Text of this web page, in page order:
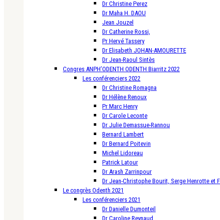
Dr Christine Perez
Dr Maha H. DAOU
Jean Jouzel
Dr Catherine Rossi,
Pr Hervé Tassery
Dr Elisabeth JOHAN-AMOURETTE
Dr Jean-Raoul Sintès
Congres ANPH’ODENTH ODENTH Biarritz 2022
Les conférenciers 2022
Dr Christine Romagna
Dr Hélène Renoux
Pr Marc Henry
Dr Carole Leconte
Dr Julie Demassue-Rannou
Bernard Lambert
Dr Bernard Poitevin
Michel Lidoreau
Patrick Latour
Dr Arash Zarrinpour
Dr Jean-Christophe Bourit, Serge Henrotte et
Le congrès Odenth 2021
Les conférenciers 2021
Dr Danielle Dumonteil
Dr Caroline Reynaud